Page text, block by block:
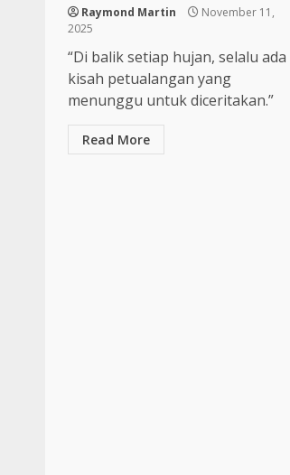
Raymond Martin
November 11,
2025
“Di balik setiap hujan, selalu ada
kisah petualangan yang
menunggu untuk diceritakan.”
Read More